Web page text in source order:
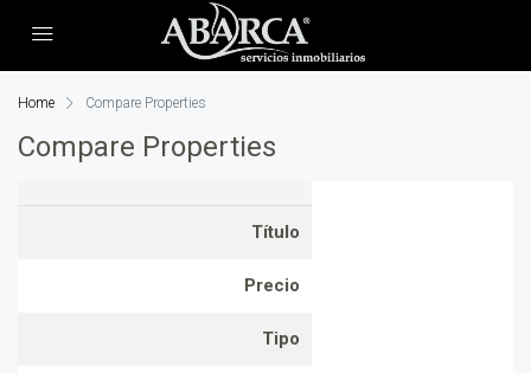
Home Compare Properties
Compare Properties
Título
Precio
Tipo